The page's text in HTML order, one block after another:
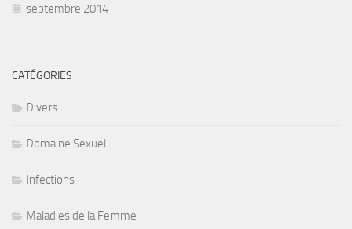
septembre 2014
CATÉGORIES
Divers
Domaine Sexuel
Infections
Maladies de la Femme